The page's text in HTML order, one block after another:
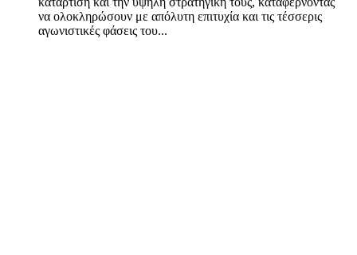
να ολοκληρώσουν με απόλυτη επιτυχία και τις τέσσερις
αγωνιστικές φάσεις του...